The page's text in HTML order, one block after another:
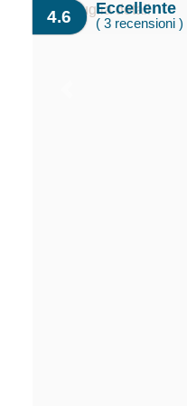
4.6 Eccellente
( 3 recensioni )